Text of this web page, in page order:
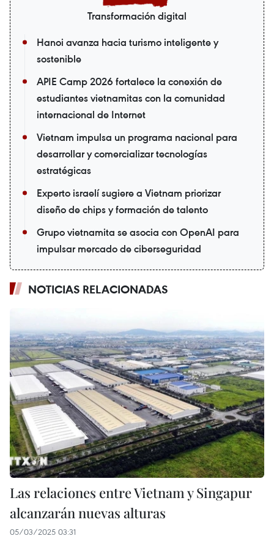
Transformación digital
Hanoi avanza hacia turismo inteligente y
sostenible
APIE Camp 2026 fortalece la conexión de
estudiantes vietnamitas con la comunidad
internacional de Internet
Vietnam impulsa un programa nacional para
desarrollar y comercializar tecnologías
estratégicas
Experto israelí sugiere a Vietnam priorizar
diseño de chips y formación de talento
Grupo vietnamita se asocia con OpenAI para
impulsar mercado de ciberseguridad
NOTICIAS RELACIONADAS
Las relaciones entre Vietnam y Singapur
alcanzarán nuevas alturas
05/03/2025 03:31